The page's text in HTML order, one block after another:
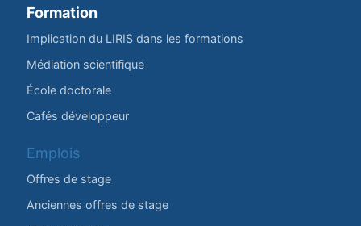
Formation
Implication du LIRIS dans les formations
Médiation scientifique
École doctorale
Cafés développeur
Emplois
Offres de stage
Anciennes offres de stage